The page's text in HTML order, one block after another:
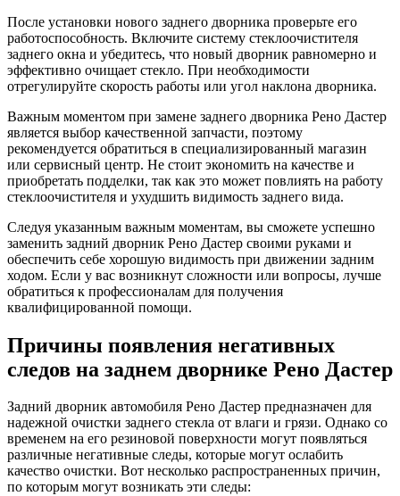
После установки нового заднего дворника проверьте его
работоспособность. Включите систему стеклоочистителя
заднего окна и убедитесь, что новый дворник равномерно и
эффективно очищает стекло. При необходимости
отрегулируйте скорость работы или угол наклона дворника.
Важным моментом при замене заднего дворника Рено Дастер
является выбор качественной запчасти, поэтому
рекомендуется обратиться в специализированный магазин
или сервисный центр. Не стоит экономить на качестве и
приобретать подделки, так как это может повлиять на работу
стеклоочистителя и ухудшить видимость заднего вида.
Следуя указанным важным моментам, вы сможете успешно
заменить задний дворник Рено Дастер своими руками и
обеспечить себе хорошую видимость при движении задним
ходом. Если у вас возникнут сложности или вопросы, лучше
обратиться к профессионалам для получения
квалифицированной помощи.
Причины появления негативных
следов на заднем дворнике Рено Дастер
Задний дворник автомобиля Рено Дастер предназначен для
надежной очистки заднего стекла от влаги и грязи. Однако со
временем на его резиновой поверхности могут появляться
различные негативные следы, которые могут ослабить
качество очистки. Вот несколько распространенных причин,
по которым могут возникать эти следы: